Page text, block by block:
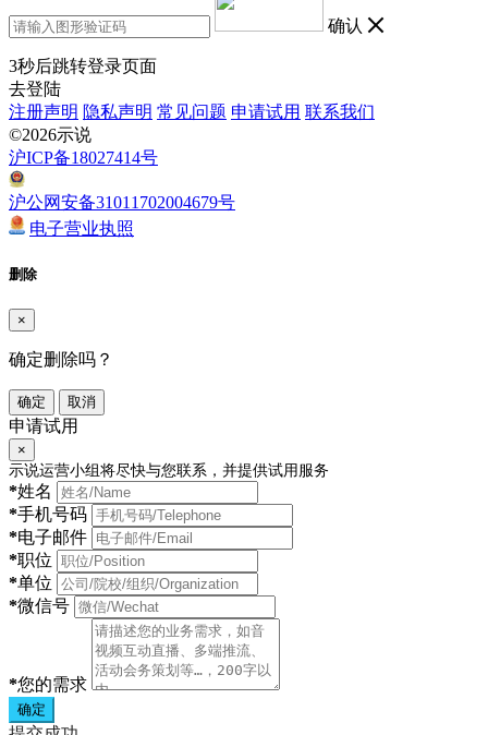
确认
3秒后跳转登录页面
去登陆
注册声明 隐私声明 常见问题 申请试用 联系我们
©2026示说
沪ICP备18027414号
沪公网安备31011702004679号
电子营业执照
删除
×
确定删除吗？
确定 取消
申请试用
×
示说运营小组将尽快与您联系，并提供试用服务
*姓名
*手机号码
*电子邮件
*职位
*单位
*微信号
*您的需求
确定